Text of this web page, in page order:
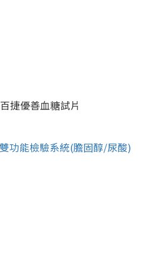
百捷優善血糖試片